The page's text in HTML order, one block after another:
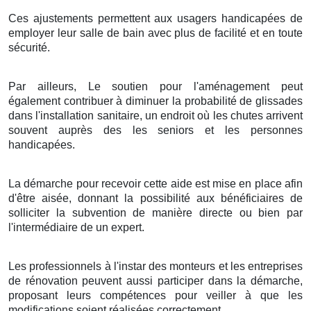
Ces ajustements permettent aux usagers handicapées de
employer leur salle de bain avec plus de facilité et en toute
sécurité.
Par ailleurs, Le soutien pour l'aménagement peut
également contribuer à diminuer la probabilité de glissades
dans l'installation sanitaire, un endroit où les chutes arrivent
souvent auprès des les seniors et les personnes
handicapées.
La démarche pour recevoir cette aide est mise en place afin
d'être aisée, donnant la possibilité aux bénéficiaires de
solliciter la subvention de manière directe ou bien par
l'intermédiaire de un expert.
Les professionnels à l'instar des monteurs et les entreprises
de rénovation peuvent aussi participer dans la démarche,
proposant leurs compétences pour veiller à que les